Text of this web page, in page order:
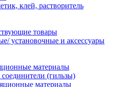
клей, растворитель
товары
установочные и аксессуары
материалы
(гильзы)
материалы